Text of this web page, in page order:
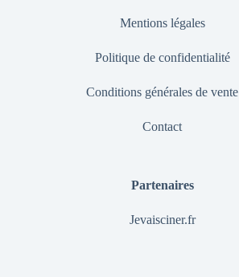
Mentions légales
Politique de confidentialité
Conditions générales de vente
Contact
Partenaires
Jevaisciner.fr